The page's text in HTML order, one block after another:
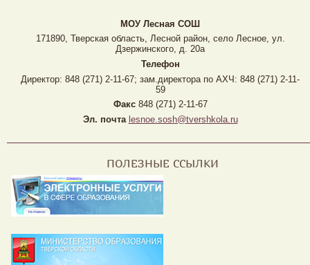
МОУ Лесная CОШ
171890, Тверская область, Лесной район, село Лесное, ул.
Дзержинского, д. 20а
Телефон
Директор: 848 (271) 2-11-67; зам.директора по АХЧ: 848 (271) 2-11-
59
Факс848 (271) 2-11-67
Эл. почта lesnoe.sosh@tvershkola.ru
ПОЛЕЗНЫЕ ССЫЛКИ